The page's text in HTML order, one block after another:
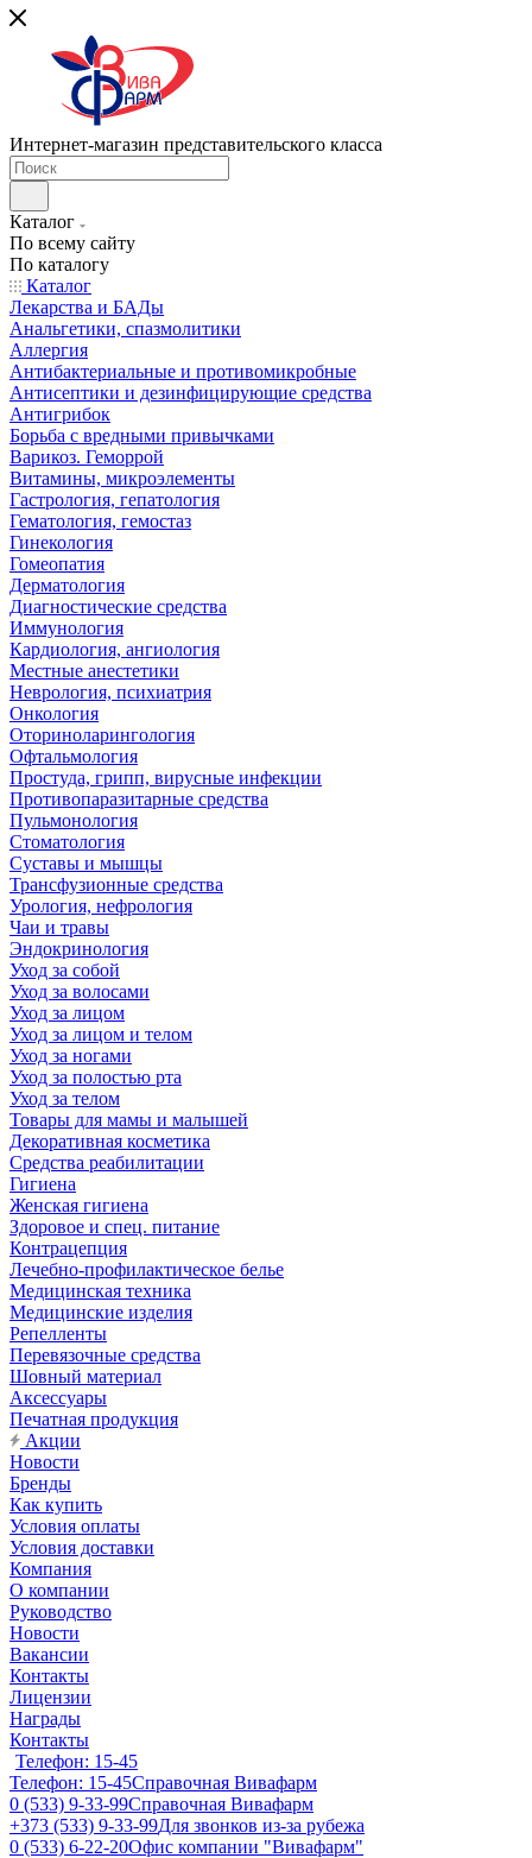
Интернет-магазин представительского класса
Каталог
По всему сайту
По каталогу
Каталог
Лекарства и БАДы
Анальгетики, спазмолитики
Аллергия
Антибактериальные и противомикробные
Антисептики и дезинфицирующие средства
Антигрибок
Борьба с вредными привычками
Варикоз. Геморрой
Витамины, микроэлементы
Гастрология, гепатология
Гематология, гемостаз
Гинекология
Гомеопатия
Дерматология
Диагностические средства
Иммунология
Кардиология, ангиология
Местные анестетики
Неврология, психиатрия
Онкология
Оториноларингология
Офтальмология
Простуда, грипп, вирусные инфекции
Противопаразитарные средства
Пульмонология
Стоматология
Суставы и мышцы
Трансфузионные средства
Урология, нефрология
Чаи и травы
Эндокринология
Уход за собой
Уход за волосами
Уход за лицом
Уход за лицом и телом
Уход за ногами
Уход за полостью рта
Уход за телом
Товары для мамы и малышей
Декоративная косметика
Средства реабилитации
Гигиена
Женская гигиена
Здоровое и спец. питание
Контрацепция
Лечебно-профилактическое белье
Медицинская техника
Медицинские изделия
Репелленты
Перевязочные средства
Шовный материал
Аксессуары
Печатная продукция
Акции
Новости
Бренды
Как купить
Условия оплаты
Условия доставки
Компания
О компании
Руководство
Новости
Вакансии
Контакты
Лицензии
Награды
Контакты
Телефон: 15-45
Телефон: 15-45Справочная Вивафарм
0 (533) 9-33-99Справочная Вивафарм
+373 (533) 9-33-99Для звонков из-за рубежа
0 (533) 6-22-20Офис компании "Вивафарм"